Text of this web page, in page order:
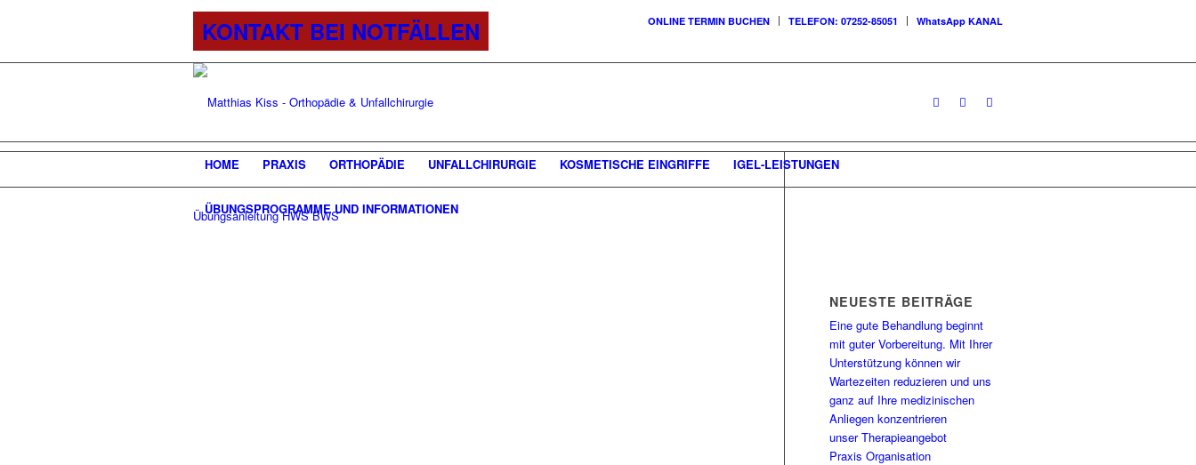
ONLINE TERMIN BUCHEN TELEFON: 07252-85051 WhatsApp KANAL
KONTAKT BEI NOTFÄLLEN
HOME PRAXIS ORTHOPÄDIE UNFALLCHIRURGIE KOSMETISCHE EINGRIFFE IGEL-LEISTUNGEN
ÜBUNGSPROGRAMME UND INFORMATIONEN
Übungsanleitung HWS BWS
NEUESTE BEITRÄGE
Eine gute Behandlung beginnt
mit guter Vorbereitung. Mit Ihrer
Unterstützung können wir
Wartezeiten reduzieren und uns
ganz auf Ihre medizinischen
Anliegen konzentrieren
unser Therapieangebot
Praxis Organisation